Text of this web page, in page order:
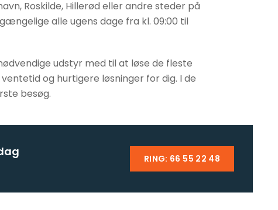
Roskilde, Hillerød eller andre steder på
alle ugens dage fra kl. 09:00 til
udstyr med til at løse de fleste
og hurtigere løsninger for dig. I de
besøg.
RING: 66 55 22 48